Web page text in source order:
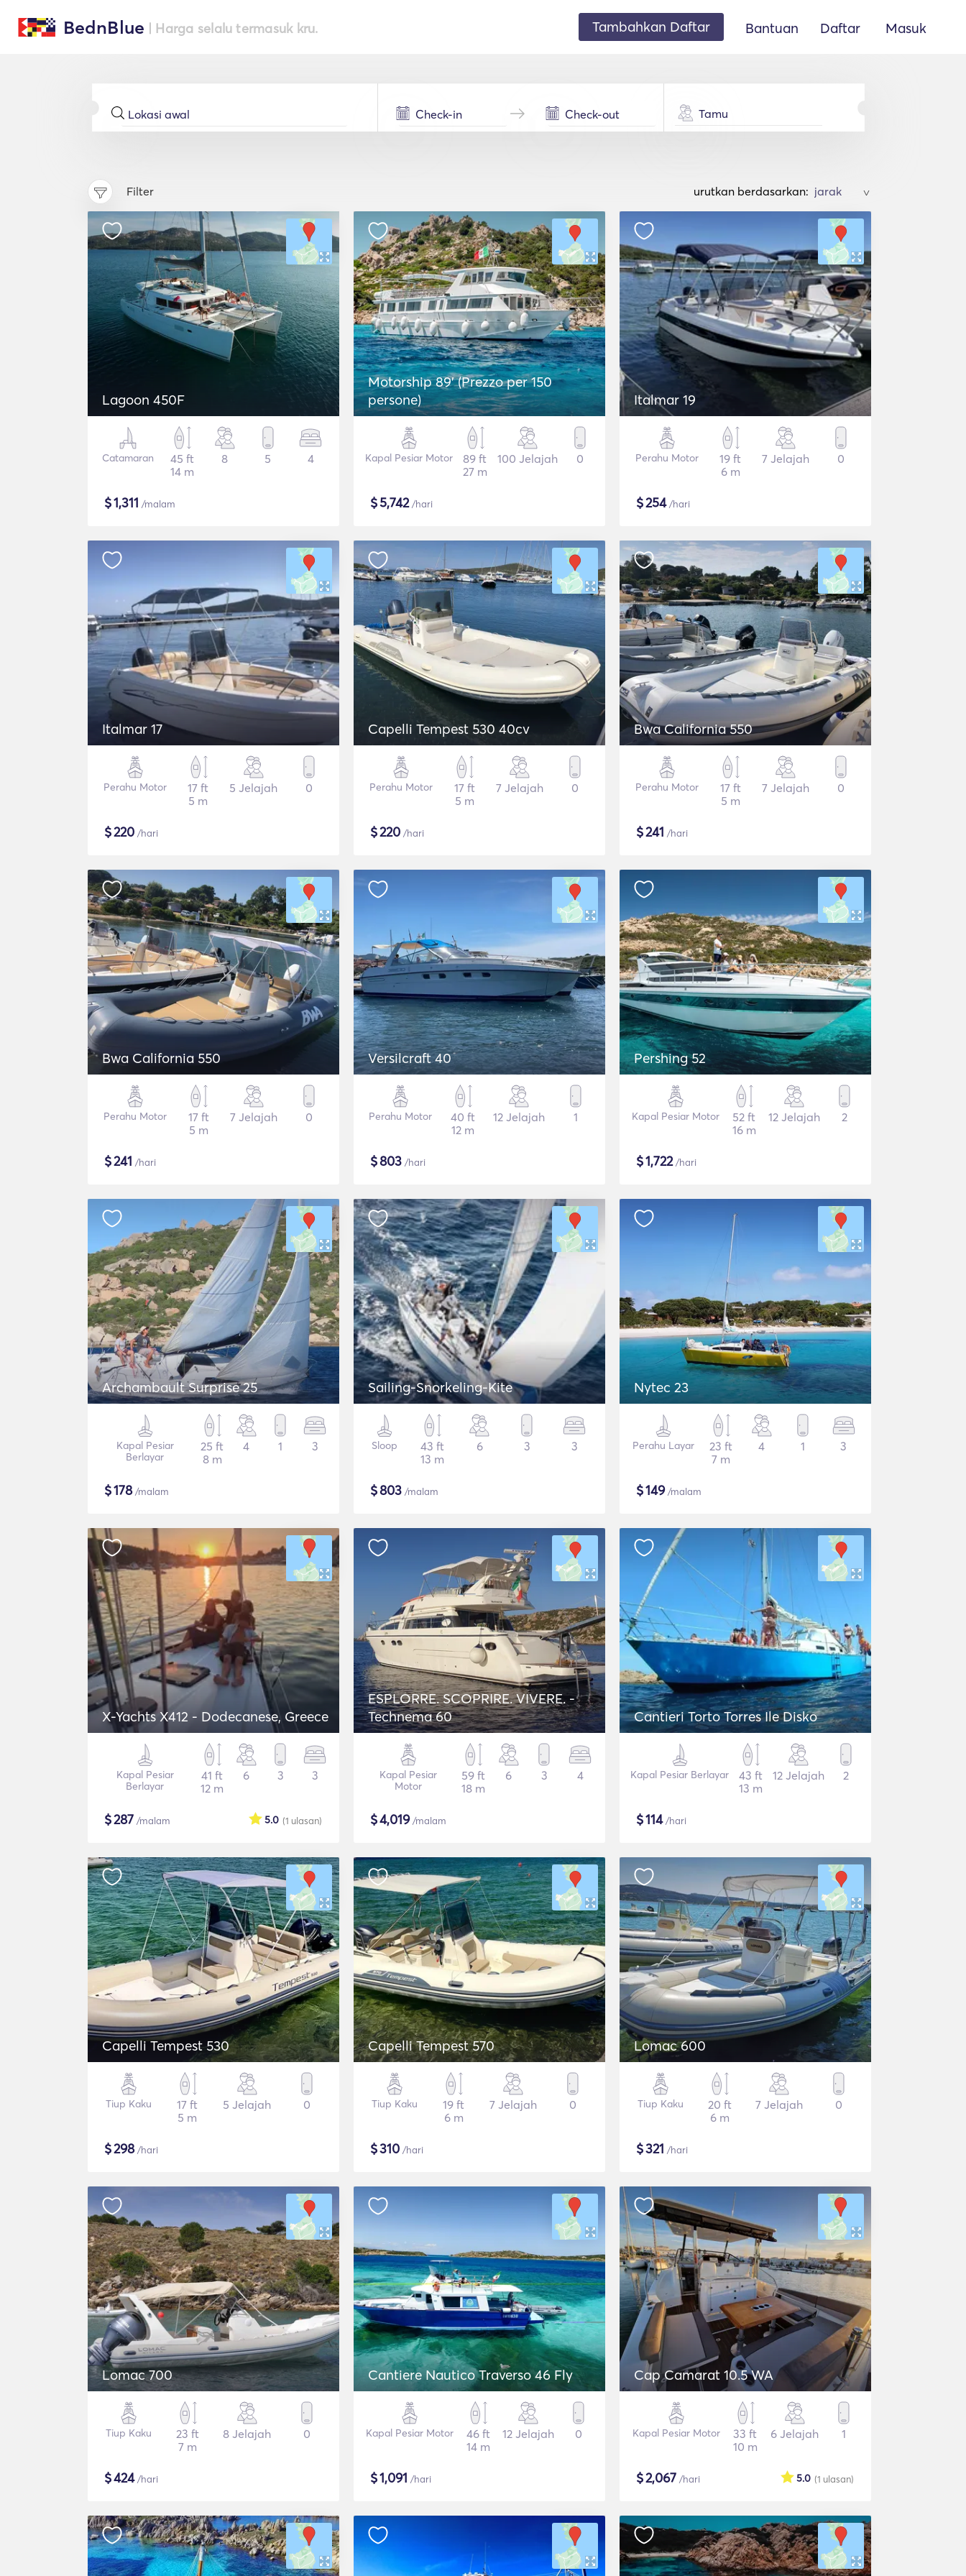
BednBlue | Harga selalu termasuk kru. Tambahkan Daftar Bantuan Daftar Masuk
Tamu
Filter urutkan berdasarkan: >
Lagoon 450F
Catamaran
45 ft
14 m
8 5 4
$1,311 /malam
Motorship 89' (Prezzo per 150
persone)
Kapal Pesiar Motor
89 ft
27 m
100 Jelajah 0
$5,742/hari
Italmar 19
Perahu Motor
19 ft
6 m
7 Jelajah 0
$254/hari
Italmar 17
Perahu Motor
17 ft
5 m
5 Jelajah 0
$220 /hari
Capelli Tempest 530 40cv
Perahu Motor
17 ft
5 m
7 Jelajah 0
$220 /hari
Bwa California 550
Perahu Motor
17 ft
5 m
7 Jelajah 0
$241 /hari
Bwa California 550
Perahu Motor
17 ft
5 m
7 Jelajah 0
$241 /hari
Versilcraft 40
Perahu Motor
40 ft
12 m
12 Jelajah 1
$803 /hari
Pershing 52
Kapal Pesiar Motor
52 ft
16 m
12 Jelajah 2
$1,722/hari
Archambault Surprise 25
Kapal Pesiar
Berlayar
25 ft
8 m
4 1 3
$178/malam
Sailing-Snorkeling-Kite
Sloop
43 ft
13 m
6 3 3
$803 /malam
Nytec 23
Perahu Layar
23 ft
7 m
4 1 3
$149/malam
X-Yachts X412 - Dodecanese, Greece
Kapal Pesiar
Berlayar
41 ft
12 m
6 3 3
$287 /malam (1 ulasan)
5.0
ESPLORRE. SCOPRIRE. VIVERE. -
Technema 60
Kapal Pesiar
Motor
59 ft
18 m
6 3 4
$4,019/malam
Cantieri Torto Torres Ile Disko
Kapal Pesiar Berlayar
43 ft
13 m
12 Jelajah 2
$114/hari
Capelli Tempest 530
Tiup Kaku
17 ft
5 m
5 Jelajah 0
$298/hari
Capelli Tempest 570
Tiup Kaku
19 ft
6 m
7 Jelajah 0
$310 /hari
Lomac 600
Tiup Kaku
20 ft
6 m
7 Jelajah 0
$321 /hari
Lomac 700
Tiup Kaku
23 ft
7 m
8 Jelajah 0
$424/hari
Cantiere Nautico Traverso 46 Fly
Kapal Pesiar Motor
46 ft
14 m
12 Jelajah 0
$1,091 /hari
Cap Camarat 10.5 WA
Kapal Pesiar Motor
33 ft
10 m
6 Jelajah 1
$2,067 /hari (1 ulasan)
5.0